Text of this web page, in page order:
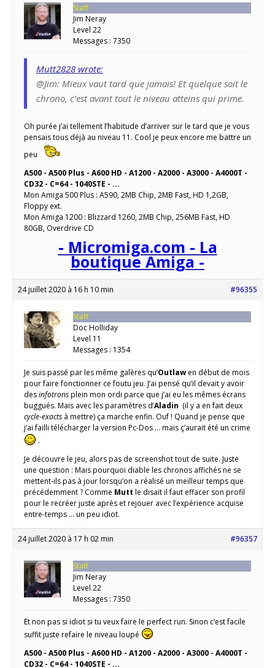
Staff
Jim Neray
Level 22
Messages : 7350
Mutt2828 wrote:
@Jim: Mieux vaut tard que jamais! Et quelque soit le
chrono, c’est avant tout le niveau atteins qui prime.
Oh purée j’ai tellement l’habitude d’arriver sur le tard que je vous
pensais tous déjà au niveau 11. Cool je peux encore me battre un
peu
A500 - A500 Plus - A600 HD - A1200 - A2000 - A3000 - A4000T -
CD32 - C=64 - 1040STE - ...
Mon Amiga 500 Plus : A590, 2MB Chip, 2MB Fast, HD 1,2GB,
Floppy ext.
Mon Amiga 1200 : Blizzard 1260, 2MB Chip, 256MB Fast, HD
80GB, Overdrive CD
- Micromiga.com - La
boutique Amiga -
24 juillet 2020 à 16 h 10 min #96355
Staff
Doc Holliday
Level 11
Messages : 1354
Je suis passé par les même galères qu’Outlaw en début de mois
pour faire fonctionner ce foutu jeu. J’ai pensé qu’il devait y avoir
desinfotronsplein mon ordi parce que j’ai eu les mêmes écrans
buggués. Mais avec les paramètres d’Aladin (il y a en fait deux
cycle-exacts à mettre) ça marche enfin. Ouf ! Quand je pense que
j’ai failli télécharger la version Pc-Dos … mais ç’aurait été un crime
.
Je découvre le jeu, alors pas de screenshot tout de suite. Juste
une question : Mais pourquoi diable les chronos affichés ne se
mettent-ils pas à jour lorsqu’on a réalisé un meilleur temps que
précédemment ? Comme Mutt le disait il faut effacer son profil
pour le recréer juste après et rejouer avec l’expérience acquise
entre-temps … un peu idiot.
24 juillet 2020 à 17 h 02 min #96357
Staff
Jim Neray
Level 22
Messages : 7350
Et non pas si idiot si tu veux faire le perfect run. Sinon c’est facile
suffit juste refaire le niveau loupé
A500 - A500 Plus - A600 HD - A1200 - A2000 - A3000 - A4000T -
CD32 - C=64 - 1040STE - ...